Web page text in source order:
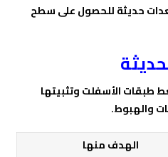
حديثة للحصول على سطح
طبقات الأسفلت وتثبيتها
والهبوط.
الهدف منها